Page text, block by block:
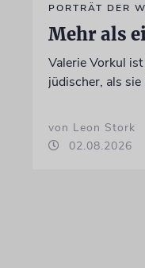
PORTRÄT DER
Mehr als
Valerie Vorkul
jüdischer, als
von Leon Stork
02.08.2026